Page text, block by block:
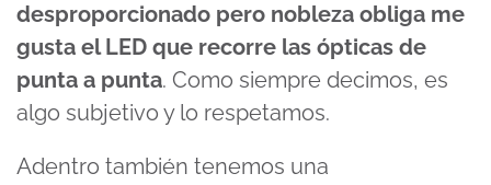
desproporcionado pero nobleza obliga me
gusta el LED que recorre las ópticas de
punta a punta. Como siempre decimos, es
algo subjetivo y lo respetamos.
Adentro también tenemos una